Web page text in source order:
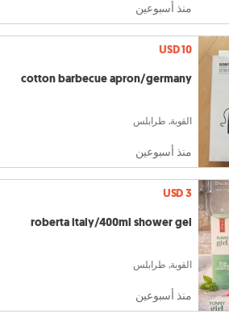
منذ أسبوعين
USD 10
cotton barbecue apron/germany
القوبة, طرابلس
منذ أسبوعين
USD 3
roberta italy/400ml shower gel
القوبة, طرابلس
منذ أسبوعين